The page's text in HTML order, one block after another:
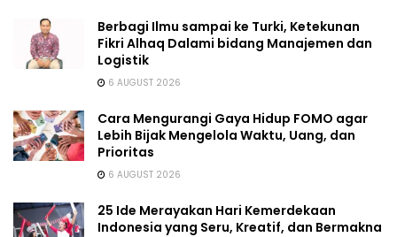
Berbagi Ilmu sampai ke Turki, Ketekunan
Fikri Alhaq Dalami bidang Manajemen dan
Logistik
6 AUGUST 2026
Cara Mengurangi Gaya Hidup FOMO agar
Lebih Bijak Mengelola Waktu, Uang, dan
Prioritas
6 AUGUST 2026
25 Ide Merayakan Hari Kemerdekaan
Indonesia yang Seru, Kreatif, dan Bermakna